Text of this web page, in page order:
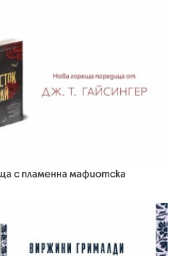
с пламенна мафиотска